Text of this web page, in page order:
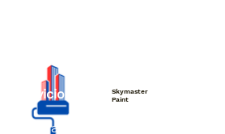
Servicios
Pintura de Casas
Skymaster
Paint